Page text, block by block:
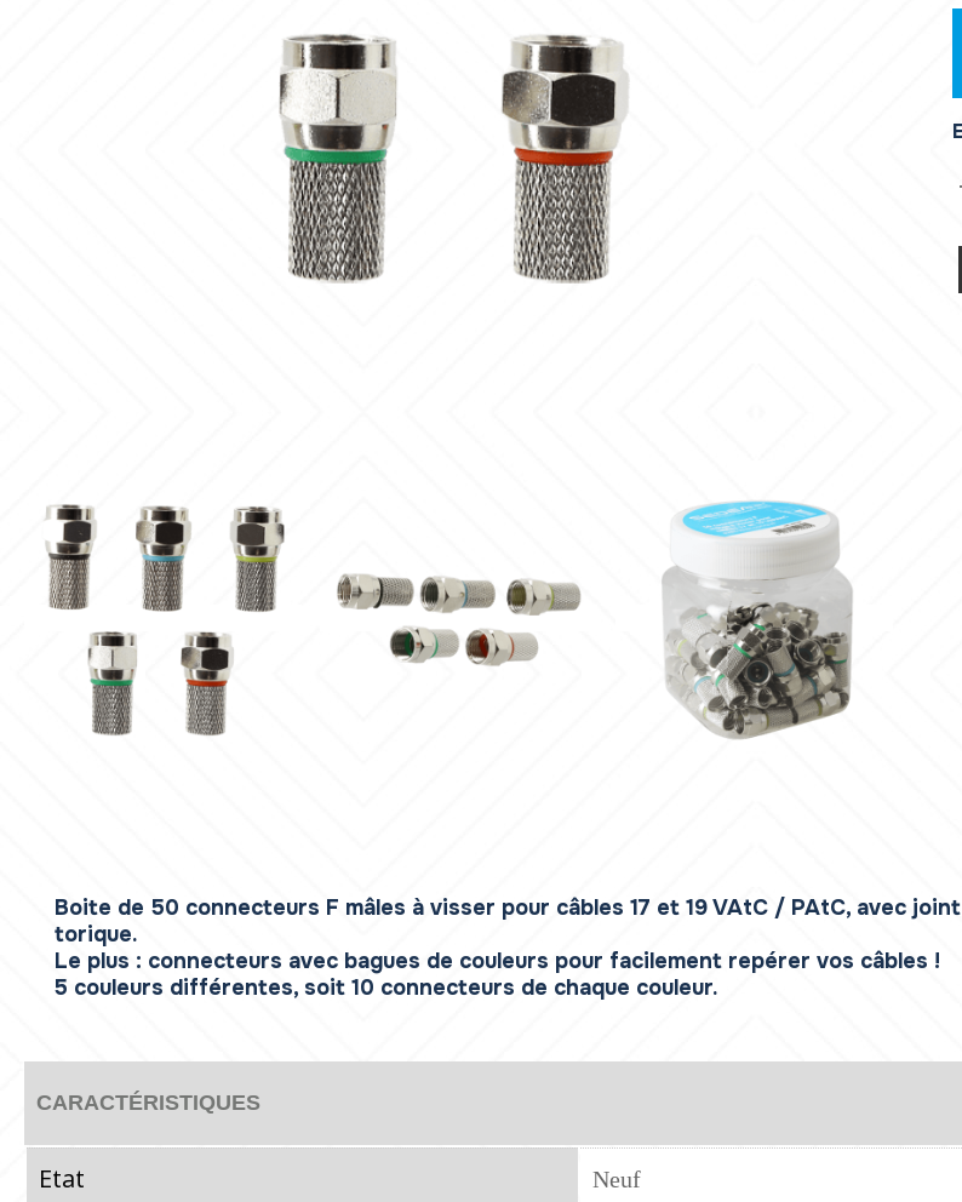
Boite de 50 connecteurs F mâles à visser pour câbles 17 et 19 VAtC / PAtC, avec joint
torique.
Le plus : connecteurs avec bagues de couleurs pour facilement repérer vos câbles !
5 couleurs différentes, soit 10 connecteurs de chaque couleur.
CARACTÉRISTIQUES
Etat Neuf